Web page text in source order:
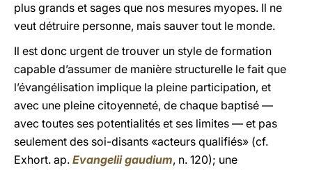
plus grands et sages que nos mesures myopes. Il ne
veut détruire personne, mais sauver tout le monde.
Il est donc urgent de trouver un style de formation
capable d’assumer de manière structurelle le fait que
l’évangélisation implique la pleine participation, et
avec une pleine citoyenneté, de chaque baptisé —
avec toutes ses potentialités et ses limites — et pas
seulement des soi-disants «acteurs qualifiés» (cf.
Exhort. ap. Evangelii gaudium, n. 120); une